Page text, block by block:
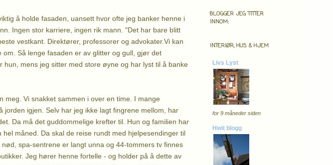
å holde fasaden, uansett hvor ofte jeg banker henne i
Ingen stor karriere, ingen rik mann. "Det har bare blitt
vestkant. Direktører, professorer og advokater.Vi kan
Så lenge fasaden er av glitter og gull, gjør det
mens jeg sitter med store øyne og har lyst til å banke
meg. Vi snakket sammen i over en time. I mange
igjen. Selv har jeg ikke lagt fingrene mellom, har
Da må det guddommelige krefter til. Hun og familien har
måned. Da skal de reise rundt med hjelpesendinger til
spa-sentrene er langt unna og 44-tommers tv finnes
Jeg hører henne fortelle - og holder på å dette av
BLOGGER JEG TITTER
INNOM:
INTERIØR, HUS & HJEM
Livs Lyst
for 9 måneder siden
Hwit blogg